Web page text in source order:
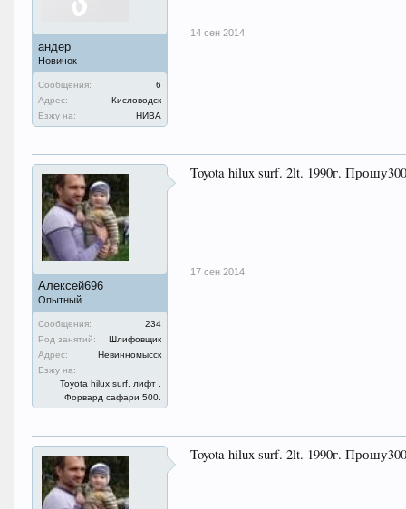
андер
Новичок
Сообщения:
6
Адрес:
Кисловодск
Езжу на:
НИВА
14 сен 2014
Алексей696
Опытный
Сообщения:
234
Род занятий:
Шлифовщик
Адрес:
Невинномысск
Езжу на:
Toyota hilux surf. лифт .
Форвард сафари 500.
Toyota hilux surf. 2lt. 1990г.
17 сен 2014
Toyota hilux surf. 2lt. 1990г.